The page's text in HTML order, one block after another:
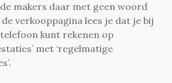
makers daar met geen woord
verkooppagina lees je dat je bij
kunt rekenen op
met ‘regelmatige